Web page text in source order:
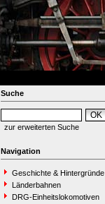
Suche
zur erweiterten Suche
Navigation
Geschichte & Hintergründe
Länderbahnen
DRG-Einheitslokomotiven